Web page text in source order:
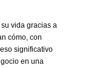
vida gracias a
cómo, con
significativo
en una